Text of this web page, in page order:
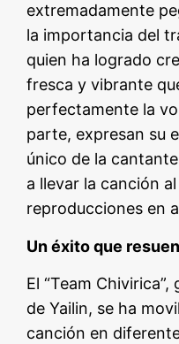
extremadamente
la importancia del
quien ha logrado
fresca y vibrante
perfectamente la
parte, expresan su
único de la
a llevar la canción
reproducciones en
Un éxito que
El “Team
de Yailin, se ha
canción en